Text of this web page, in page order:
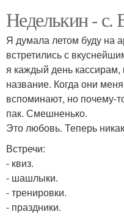
Неделькин - с.
Я думала летом буду на
встретились с
я каждый день кассирам,
название. Когда они
вспоминают, но почему-
пак. Смешненько.
Это любовь. Теперь
Встречи:
- квиз.
- шашлыки.
- тренировки.
- праздники.